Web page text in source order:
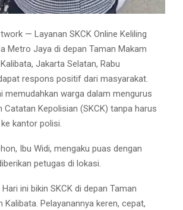
— Layanan SKCK Online Keliling
Metro Jaya di depan Taman Makam
Jakarta Selatan, Rabu
respons positif dari masyarakat.
memudahkan warga dalam mengurus
Catatan Kepolisian (SKCK) tanpa harus
kantor polisi.
Ibu Widi, mengaku puas dengan
petugas di lokasi.
Hari ini bikin SKCK di depan Taman
Kalibata. Pelayanannya keren, cepat,